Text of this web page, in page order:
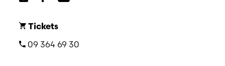
Tickets
09 364 69 30